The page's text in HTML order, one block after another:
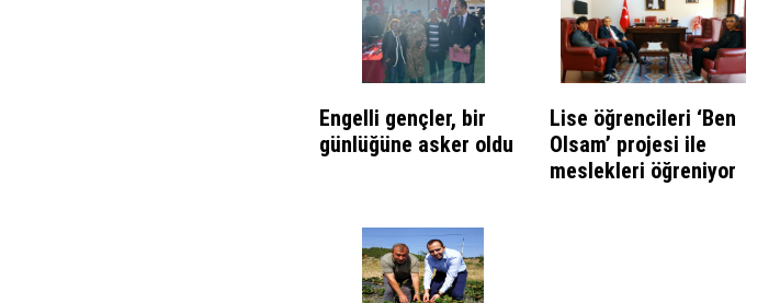
Engelli gençler, bir
günlüğüne asker oldu
Lise öğrencileri ‘Ben
Olsam’ projesi ile
meslekleri öğreniyor